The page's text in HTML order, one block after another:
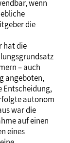
wenn
die
hat die
– auch
angeboten,
Entscheidung,
autonom
war die
auf einen
eines